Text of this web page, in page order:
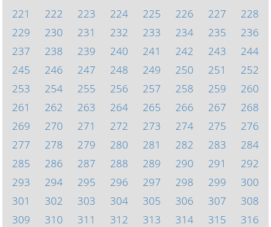
221
222 223 224 225 226 227
228
229
230 231 232 233 234 235
236
237
238 239 240 241 242 243
244
245
246 247 248 249 250 251
252
253
254 255 256 257 258 259
260
261
262 263 264 265 266 267
268
269
270 271 272 273 274 275
276
277
278 279 280 281 282 283
284
285
286 287 288 289 290 291
292
293
294 295 296 297 298 299
300
301
302 303 304 305 306 307
308
309
310 311 312 313 314 315
316